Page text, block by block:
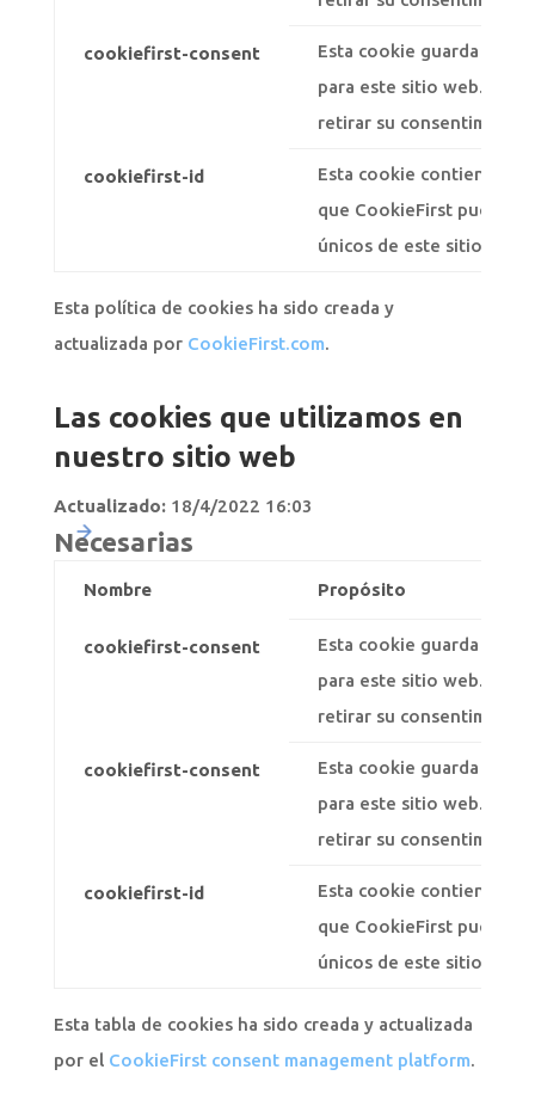
cookiefirst-consent
Esta cookie guarda sus
para este sitio web.
retirar su
cookiefirst-id
Esta cookie contiene su
que CookieFirst pueda
únicos de este sitio web.
Esta política de cookies ha sido creada y
actualizada por CookieFirst.com.
Las cookies que utilizamos en
nuestro sitio web
Actualizado: 18/4/2022 16:03
Necesarias
Nombre Propósito
cookiefirst-consent
Esta cookie guarda sus
para este sitio web.
retirar su
cookiefirst-consent
Esta cookie guarda sus
para este sitio web.
retirar su
cookiefirst-id
Esta cookie contiene su
que CookieFirst pueda
únicos de este sitio web.
Esta tabla de cookies ha sido creada y actualizada
por el CookieFirst consent management platform.